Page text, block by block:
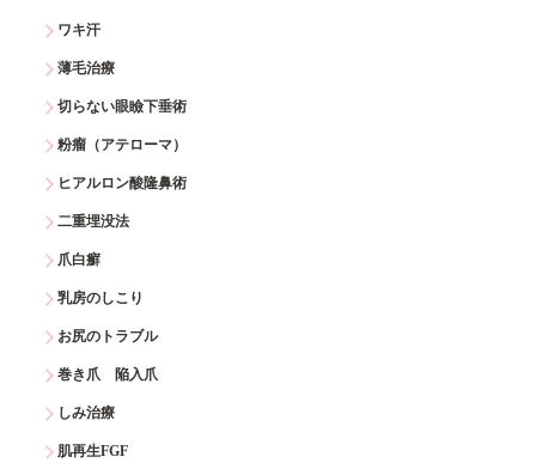
ワキ汗
薄毛治療
切らない眼瞼下垂術
粉瘤（アテローマ）
ヒアルロン酸隆鼻術
二重埋没法
爪白癬
乳房のしこり
お尻のトラブル
巻き爪 陥入爪
しみ治療
肌再生FGF